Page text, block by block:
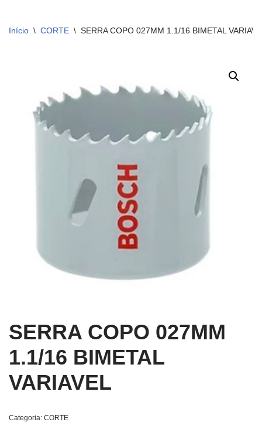
Início \ CORTE \ SERRA COPO 027MM 1.1/16 BIMETAL
SERRA COPO 027MM
1.1/16 BIMETAL
VARIAVEL
Categoria: CORTE